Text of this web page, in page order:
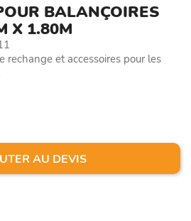
BALANÇOIRES
X 1.80M
rechange et accessoires pour les
AU DEVIS